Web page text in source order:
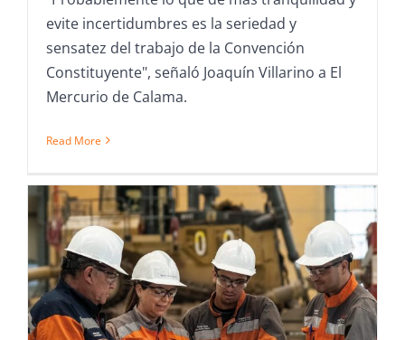
evite incertidumbres es la seriedad y
sensatez del trabajo de la Convención
Constituyente", señaló Joaquín Villarino a El
Mercurio de Calama.
Read More